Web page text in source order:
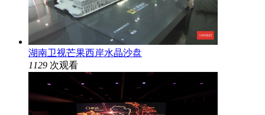
湖南卫视芒果西岸水晶沙盘
1129 次观看